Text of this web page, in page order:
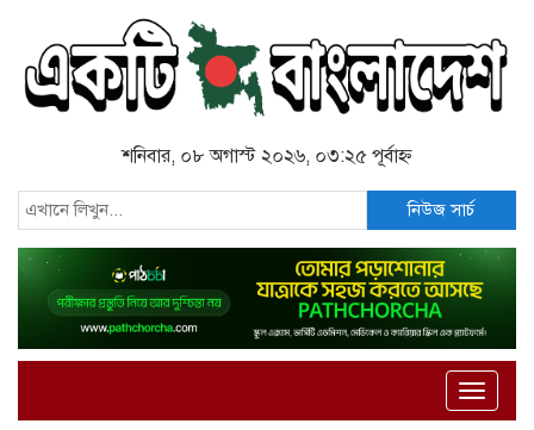
শনিবার, ০৮ অগাস্ট ২০২৬, ০৩:২৫ পূর্বাহ্ন
নিউজ সার্চ
Toggle